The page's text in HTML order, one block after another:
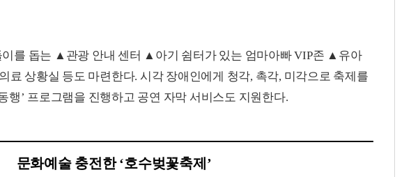
이를 돕는 ▲관광 안내 센터 ▲아기 쉼터가 있는 엄마아빠 VIP존 ▲유아
료 상황실 등도 마련한다. 시각 장애인에게 청각, 촉각, 미각으로 축제를
행’ 프로그램을 진행하고 공연 자막 서비스도 지원한다.
문화예술 충전한 ‘호수벚꽃축제’